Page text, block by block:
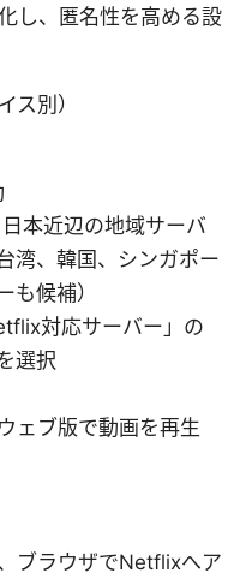
し、匿名性を高める設
ス別）
本近辺の地域サーバ
湾、韓国、シンガポー
も候補）
対応サーバー」の
選択
ェブ版で動画を再生
ブラウザでNetflixへア